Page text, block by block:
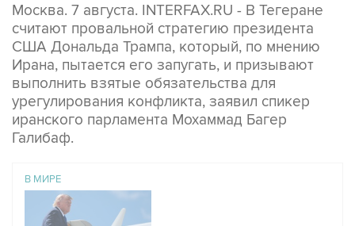
Москва. 7 августа. INTERFAX.RU - В Тегеране
считают провальной стратегию президента
США Дональда Трампа, который, по мнению
Ирана, пытается его запугать, и призывают
выполнить взятые обязательства для
урегулирования конфликта, заявил спикер
иранского парламента Мохаммад Багер
Галибаф.
В МИРЕ